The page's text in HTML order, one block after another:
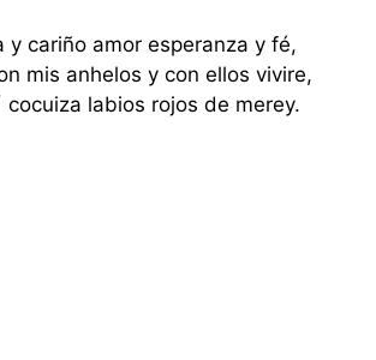
y cariño amor esperanza y fé,
mis anhelos y con ellos vivire,
cocuiza labios rojos de merey.